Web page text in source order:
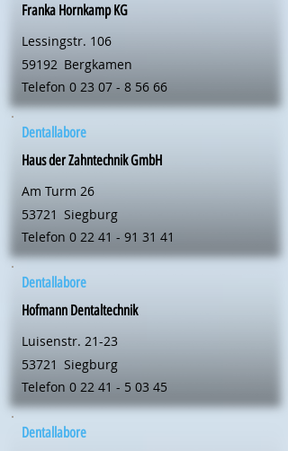
Franka Hornkamp KG
Lessingstr. 106
59192 Bergkamen
Telefon 0 23 07 - 8 56 66
Dentallabore
Haus der Zahntechnik GmbH
Am Turm 26
53721 Siegburg
Telefon 0 22 41 - 91 31 41
Dentallabore
Hofmann Dentaltechnik
Luisenstr. 21-23
53721 Siegburg
Telefon 0 22 41 - 5 03 45
Dentallabore